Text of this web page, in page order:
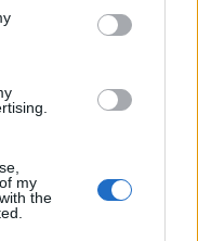
my
the
con Avis Olbia al